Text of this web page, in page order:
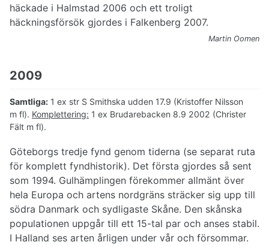
häckade i Halmstad 2006 och ett troligt
häckningsförsök gjordes i Falkenberg 2007.
Martin Oomen
2009
Samtliga: 1 ex str S Smithska udden 17.9 (Kristoffer Nilsson
m fl). Komplettering: 1 ex Brudarebacken 8.9 2002 (Christer
Fält m fl).
Göteborgs tredje fynd genom tiderna (se separat ruta
för komplett fyndhistorik). Det första gjordes så sent
som 1994. Gulhämplingen förekommer allmänt över
hela Europa och artens nordgräns sträcker sig upp till
södra Danmark och sydligaste Skåne. Den skånska
populationen uppgår till ett 15-tal par och anses stabil.
I Halland ses arten årligen under vår och försommar.